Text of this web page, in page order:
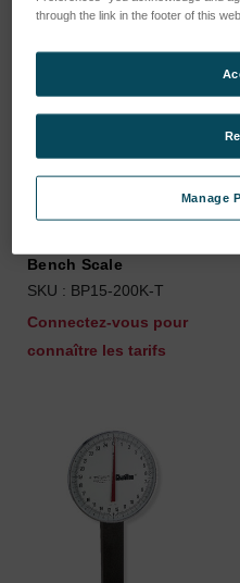
Bench Scale
SKU : BP15-200K-T
Connectez-vous pour
connaître les tarifs
through the link in the footer of this
Manage